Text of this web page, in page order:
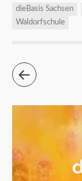
dieBasis Sachsen
Waldorfschule